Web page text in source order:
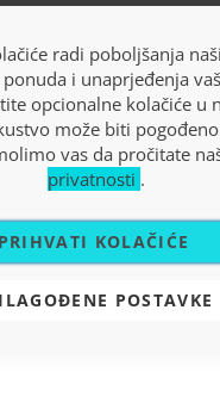
radi poboljšanja
i unaprjeđenja
opcionalne kolačiće u
može biti
vas da pročitate
privatnosti .
PRIHVATI KOLAČIĆE
POSTAVKE